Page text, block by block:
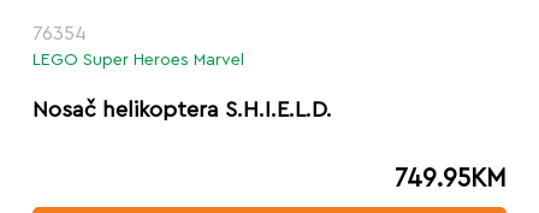
76354
LEGO Super Heroes Marvel
Nosač helikoptera S.H.I.E.L.D.
749.95KM